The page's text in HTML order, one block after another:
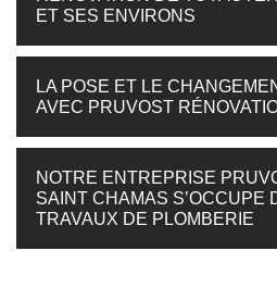
ET SES ENVIRONS
LA POSE ET LE
AVEC PRUVOST
NOTRE ENTREPRISE
SAINT CHAMAS S’OCCUPE
TRAVAUX DE PLOMBERIE